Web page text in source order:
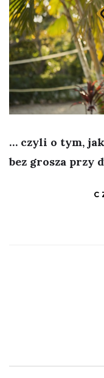
… czyli o tym,
bez grosza przy